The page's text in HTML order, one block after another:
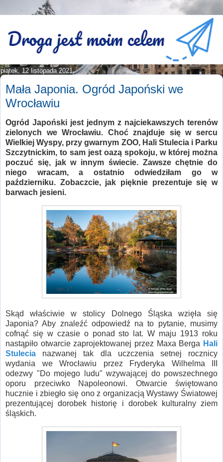
piątek, 12 listopada 2021
Mała Japonia. Ogród Japoński we
Wrocławiu
Ogród Japoński jest jednym z najciekawszych terenów
zielonych we Wrocławiu. Choć znajduje się w sercu
Wielkiej Wyspy, przy gwarnym ZOO, Hali Stulecia i Parku
Szczytnickim, to sam jest oazą spokoju, w której można
poczuć się, jak w innym świecie. Zawsze chętnie do
niego wracam, a ostatnio odwiedziłam go w
październiku. Zobaczcie, jak pięknie prezentuje się w
barwach jesieni.
Skąd właściwie w stolicy Dolnego Śląska wzięła się
Japonia? Aby znaleźć odpowiedź na to pytanie, musimy
cofnąć się w czasie o ponad sto lat. W maju 1913 roku
nastąpiło otwarcie zaprojektowanej przez Maxa Berga Hali
Stulecia nazwanej tak dla uczczenia setnej rocznicy
wydania we Wrocławiu przez Fryderyka Wilhelma III
odezwy "Do mojego ludu" wzywającej do powszechnego
oporu przeciwko Napoleonowi. Otwarcie świętowano
hucznie i zbiegło się ono z organizacją Wystawy Światowej
prezentującej dorobek historię i dorobek kulturalny ziem
śląskich.